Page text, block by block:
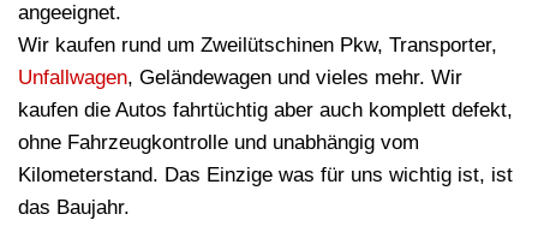
angeeignet.
Wir kaufen rund um Zweilütschinen Pkw, Transporter,
Unfallwagen, Geländewagen und vieles mehr. Wir
kaufen die Autos fahrtüchtig aber auch komplett defekt,
ohne Fahrzeugkontrolle und unabhängig vom
Kilometerstand. Das Einzige was für uns wichtig ist, ist
das Baujahr.